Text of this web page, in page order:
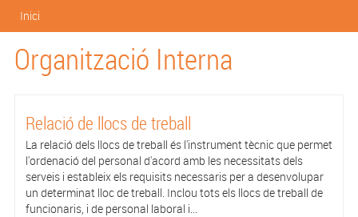
Esteu aquí
Inici
Organització Interna
Relació de llocs de treball
La relació dels llocs de treball és l'instrument tècnic que permet
l'ordenació del personal d'acord amb les necessitats dels
serveis i estableix els requisits necessaris per a desenvolupar
un determinat lloc de treball. Inclou tots els llocs de treball de
funcionaris, i de personal laboral i...